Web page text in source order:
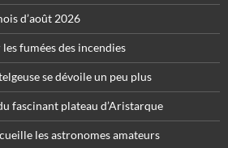
d’août 2026
fumées des incendies
se dévoile un peu plus
fascinant plateau d’Aristarque
les astronomes amateurs